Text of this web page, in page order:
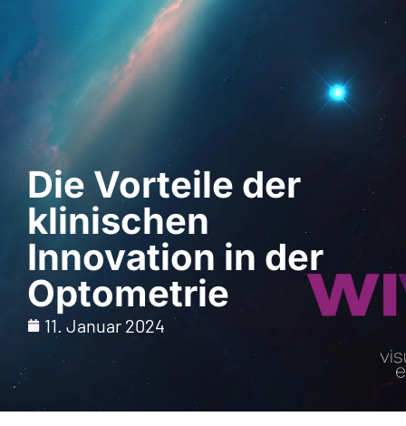
Die Vorteile der
klinischen
Innovation in der
Optometrie
11. Januar 2024